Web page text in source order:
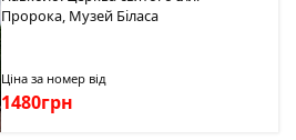
Пророка, Музей Біласа
Ціна за номер від
1480грн